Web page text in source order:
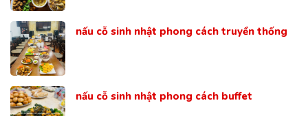
nấu cỗ sinh nhật phong cách truyền thống
nấu cỗ sinh nhật phong cách buffet